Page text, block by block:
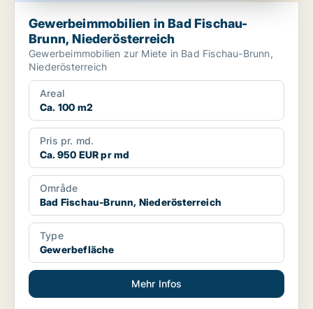
Gewerbeimmobilien in Bad Fischau-
Brunn, Niederösterreich
Gewerbeimmobilien zur Miete in Bad Fischau-Brunn,
Niederösterreich
Areal
Ca. 100 m2
Pris pr. md.
Ca. 950 EUR pr md
Område
Bad Fischau-Brunn, Niederösterreich
Type
Gewerbefläche
Mehr Infos